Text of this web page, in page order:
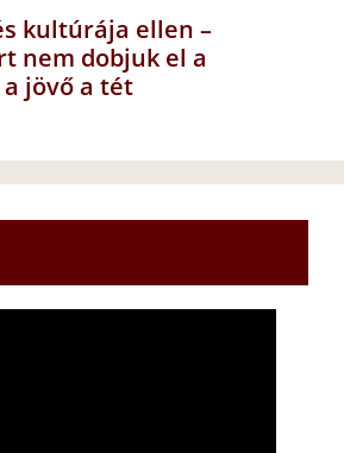
kultúrája ellen –
nem dobjuk el a
jövő a tét